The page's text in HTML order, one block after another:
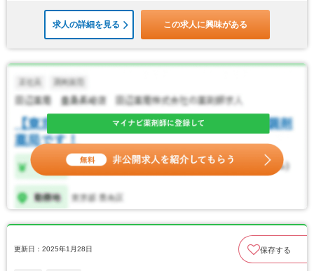
求人の詳細を見る この求人に興味がある
更新日：2025年1月28日 保存する